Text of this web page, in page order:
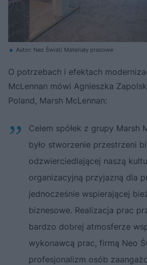
Autor: Neo Świat/ Materiały prasowe
O potrzebach i efektach
McLennan mówi Agnieszka
Poland, Marsh McLennan:
Celem spółek z grupy Marsh
było stworzenie przestrzeni
odzwierciedlającej naszą
organizacyjną przyjazną dla
jednocześnie wspierającej
biznesowe. Realizacja prac
bardzo dobrej atmosferze
wykonawcą prac, firmą Neo
profesjonalizm osób